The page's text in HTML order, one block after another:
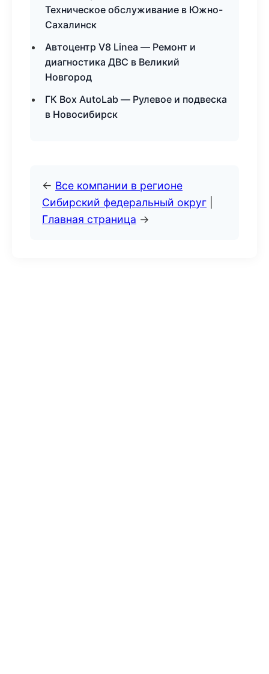
Техническое обслуживание в Южно-
Сахалинск
Автоцентр V8 Linea — Ремонт и
диагностика ДВС в Великий
Новгород
ГК Box AutoLab — Рулевое и подвеска
в Новосибирск
← Все компании в регионе
Сибирский федеральный округ
Главная страница →